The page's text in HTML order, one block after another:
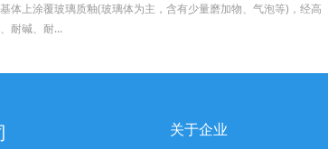
体上涂覆玻璃质釉(玻璃体为主，含有少量磨加物、气泡等)，经高
耐碱、耐...
关于企业